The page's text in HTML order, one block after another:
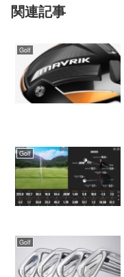
関連記事
Golf
Golf
Golf